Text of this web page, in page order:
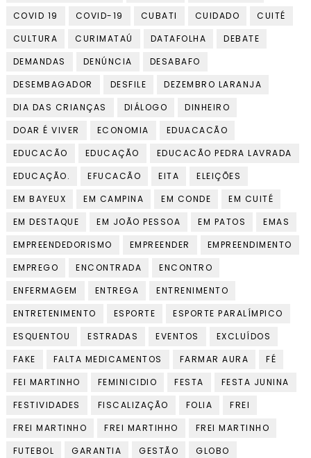
COVID 19
COVID-19 CUBATI CUIDADO
CUITÉ
CULTURA
CURIMATAÚ DATAFOLHA
DEBATE
DEMANDAS
DENÚNCIA
DESABAFO
DESEMBAGADOR
DESFILE
DEZEMBRO LARANJA
DIA DAS CRIANÇAS
DIÁLOGO
DINHEIRO
DOAR É VIVER
ECONOMIA
EDUACACÃO
EDUCACÃO
EDUCAÇÃO
EDUCACÃO PEDRA LAVRADA
EDUCAÇÃO.
EFUCACÃO EITA
ELEIÇÕES
EM BAYEUX
EM CAMPINA EM CONDE
EM CUITÉ
EM DESTAQUE
EM JOÃO PESSOA EM PATOS
EMAS
EMPREENDEDORISMO
EMPREENDER
EMPREENDIMENTO
EMPREGO
ENCONTRADA
ENCONTRO
ENFERMAGEM
ENTREGA
ENTRENIMENTO
ENTRETENIMENTO
ESPORTE
ESPORTE PARALÍMPICO
ESQUENTOU
ESTRADAS EVENTOS
EXCLUÍDOS
FAKE
FALTA MEDICAMENTOS FARMAR AURA
FÉ
FEI MARTINHO
FEMINICIDIO FESTA
FESTA JUNINA
FESTIVIDADES
FISCALIZAÇÃO FOLIA
FREI
FREI MARTINHO
FREI MARTIHHO
FREI MARTINHO
FUTEBOL
GARANTIA GESTÃO
GLOBO